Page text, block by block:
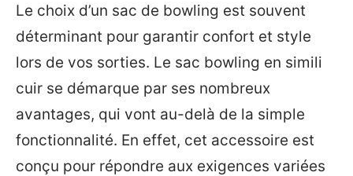
Le choix d’un sac de bowling est souvent
déterminant pour garantir confort et style
lors de vos sorties. Le sac bowling en simili
cuir se démarque par ses nombreux
avantages, qui vont au-delà de la simple
fonctionnalité. En effet, cet accessoire est
conçu pour répondre aux exigences variées